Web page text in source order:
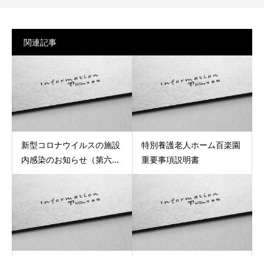
関連記事
新型コロナウイルスの施設
内感染のお知らせ（第六...
特別養護老人ホーム百楽園
重要事項説明書